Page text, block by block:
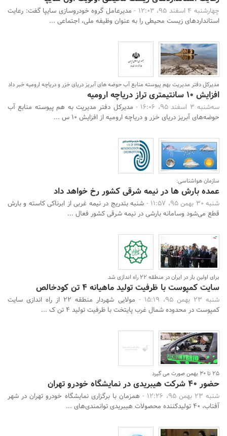
چهارشنبه 4 اسفند 95، 12:03 -
مدیرعامل گروه خودروسازی سایپا گفت: رعایت
استانداردهای زیست محیطی را به عنوان وظیفه ملی، اجتماعی ...
مدیرکل دفتر مدیریت بهم پیوسته منابع آب حوضه های آبریز دریای خزر و دریاچه ارومیه خبر داد
افزایش 10 سانتیمتری تراز دریاچه ارومیه
سه‌شنبه 3 اسفند 95، 16:06 -
مدیرکل دفتر مدیریت به هم پیوسته منابع آب
حوضه‌های آبریز دریای خزر و دریاچه ارومیه از افزایش 10 س ...
سازمان هواشناسی:
عمده بارش ها در نیمه شرقی کشور رخ خواهد داد
شنبه 30 بهمن 95، 11:57 -
شنبه بتدریج در نیمه غربی از ابرناکی کاسته و بارش
قطع می‌شود وسامانه بارشی در نیمه شرقی کشور فعال ...
برای اولین بار در ایران در منطقه 22 راه اندازی شد
سایت کمپوست با ظرفیت تولید ماهیانه 4 تن کودخالص
شنبه 23 بهمن 95، 15:19 -
مولایی شهردار منطقه 22 از راه اندازی سایت
کمپوست در محدوده شمال غرب پایتخت با ظرفیت تولید 4 تن ک ...
25 تا 30 بهمن صورت می گیرد
حضور 40 شرکت هیبریدی در نمایشگاه خودرو تهران
شنبه 23 بهمن 95، 12:26 -
همزمان با برگزاری نمایشگاه خودرو تهران در شهر
آفتاب، 40 تولیدکننده محصولات هیبریدی توانمندی‌های ...